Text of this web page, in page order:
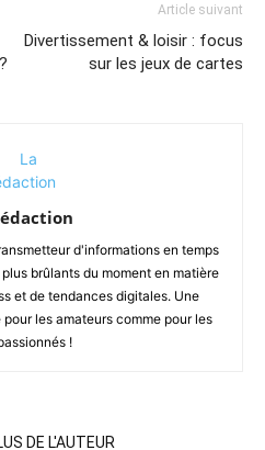
Article suivant
Divertissement & loisir : focus
sur les jeux de cartes
d'informations en temps
brûlants du moment en matière
et de tendances digitales. Une
les amateurs comme pour les
!
DE L'AUTEUR